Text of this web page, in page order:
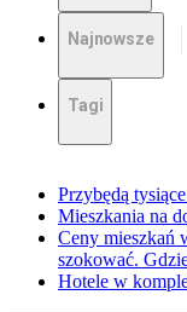
Najnowsze
Tagi
Przybędą
Mieszkania na
Ceny mieszkań
szokować.
Hotele w